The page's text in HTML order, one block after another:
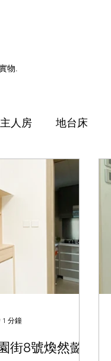
物.
主人房 地台床
街8號煥然懿
1 分鐘